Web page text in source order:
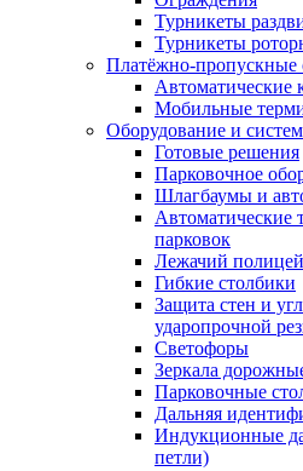
Турникеты
Турникеты
Платёжно-пропускные
Автоматические
Мобильные
Оборудование и
Готовые решения
Парковочное
Шлагбаумы и
Автоматические
парковок
Лежачий
Гибкие столбики
Защита стен и
ударопрочной
Светофоры
Зеркала
Парковочные
Дальняя
Индукционные
петли)